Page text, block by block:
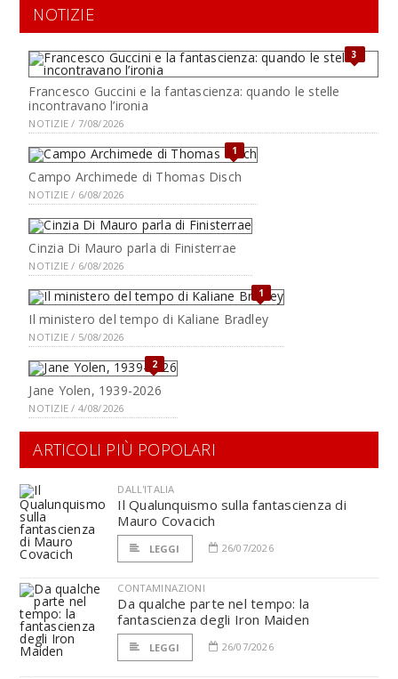
NOTIZIE
3
Francesco Guccini e la fantascienza: quando le stelle
incontravano l’ironia
NOTIZIE / 7/08/2026
1
Campo Archimede di Thomas Disch
NOTIZIE / 6/08/2026
Cinzia Di Mauro parla di Finisterrae
NOTIZIE / 6/08/2026
1
Il ministero del tempo di Kaliane Bradley
NOTIZIE / 5/08/2026
2
Jane Yolen, 1939-2026
NOTIZIE / 4/08/2026
ARTICOLI PIÙ POPOLARI
DALL'ITALIA
Il Qualunquismo sulla fantascienza di
Mauro Covacich
LEGGI 26/07/2026
CONTAMINAZIONI
Da qualche parte nel tempo: la
fantascienza degli Iron Maiden
LEGGI 26/07/2026